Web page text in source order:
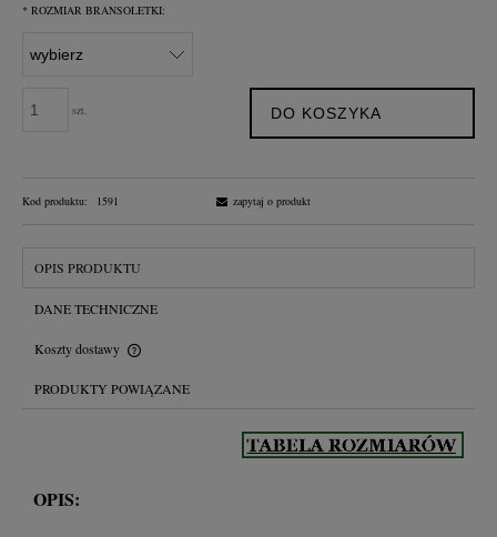
* ROZMIAR BRANSOLETKI:
szt. DO KOSZYKA
Kod produktu: 1591 zapytaj o produkt
OPIS PRODUKTU
DANE TECHNICZNE
Koszty dostawy
Cena nie zawiera ewentualnych kosztów płatności
PRODUKTY POWIĄZANE
OPIS: